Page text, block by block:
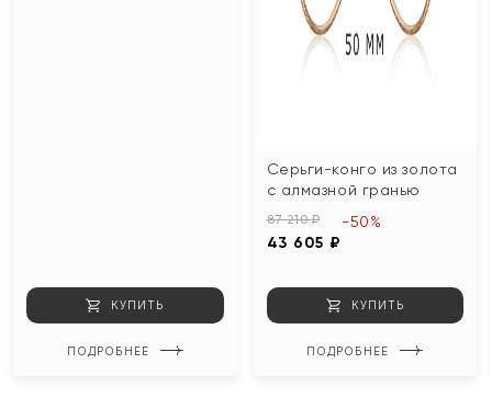
КУПИТЬ
ПОДРОБНЕЕ
Серьги-конго из золота
с алмазной гранью
87 210 ₽
43 605 ₽
-50%
КУПИТЬ
ПОДРОБНЕЕ